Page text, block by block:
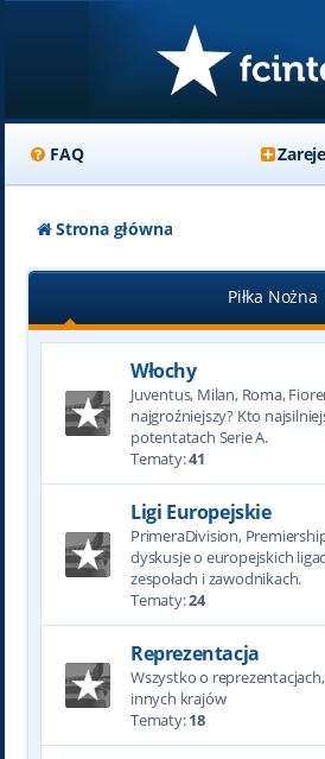
FAQ
Strona główna
Piłka Nożna
Włochy
Juventus, Milan, Roma,
najgroźniejszy? Kto
potentatach Serie A.
Tematy:41
Ligi Europejskie
PrimeraDivision,
dyskusje o europejskich
zespołach i zawodnikach.
Tematy:24
Reprezentacja
Wszystko o
innych krajów
Tematy:18